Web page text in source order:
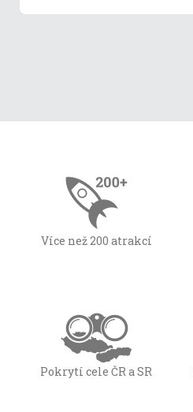
Více než 200 atrakcí
Pokrytí cele ČR a SR